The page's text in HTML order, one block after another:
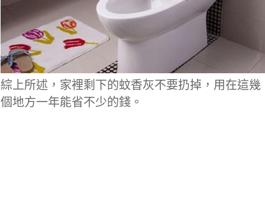
綜上所述，家裡剩下的蚊香灰不要扔掉，用在這幾
個地方一年能省不少的錢。